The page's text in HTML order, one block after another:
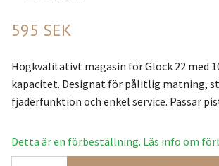
595 SEK
Högkvalitativt magasin för Glock 22 med
kapacitet. Designat för pålitlig matning,
fjäderfunktion och enkel service. Passar
Detta är en förbeställning. Läs info om